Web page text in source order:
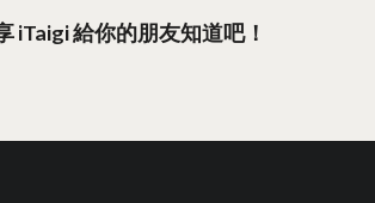
iTaigi 給你的朋友知道吧！